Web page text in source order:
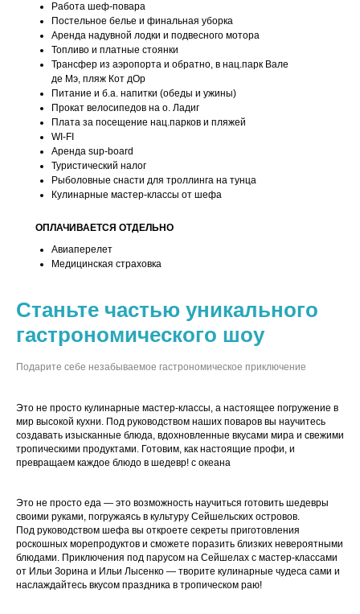
ОПЛАЧИВАЕТСЯ ОТДЕЛЬНО
Работа шеф-повара
Постельное белье и финальная уборка
Аренда надувной лодки и подвесного мотора
Топливо и платные стоянки
Трансфер из аэропорта и обратно, в нац.парк Вале
де Мэ, пляж Кот дОр
Питание и б.а. напитки (обеды и ужины)
Прокат велосипедов на о. Ладиг
Плата за посещение нац.парков и пляжей
WI-FI
Аренда sup-board
Туристический налог
Рыболовные снасти для троллинга на тунца
Кулинарные мастер-классы от шефа
Авиаперелет
Медицинская страховка
Станьте частью уникального
гастрономического шоу
Подарите себе незабываемое гастрономическое приключение
Это не просто кулинарные мастер-классы, а настоящее погружение в
мир высокой кухни. Под руководством наших поваров вы научитесь
создавать изысканные блюда, вдохновленные вкусами мира и свежими
тропическими продуктами. Готовим, как настоящие профи, и
превращаем каждое блюдо в шедевр! с океана
Это не просто еда — это возможность научиться готовить шедевры
своими руками, погружаясь в культуру Сейшельских островов.
Под руководством шефа вы откроете секреты приготовления
роскошных морепродуктов и сможете поразить близких невероятными
блюдами. Приключения под парусом на Сейшелах с мастер-классами
от Ильи Зорина и Ильи Лысенко — творите кулинарные чудеса сами и
наслаждайтесь вкусом праздника в тропическом раю!